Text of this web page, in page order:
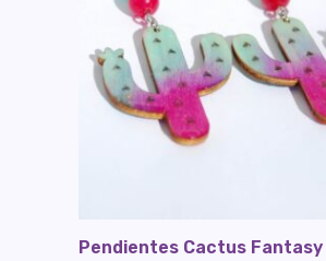
Pendientes Cactus Fantasy